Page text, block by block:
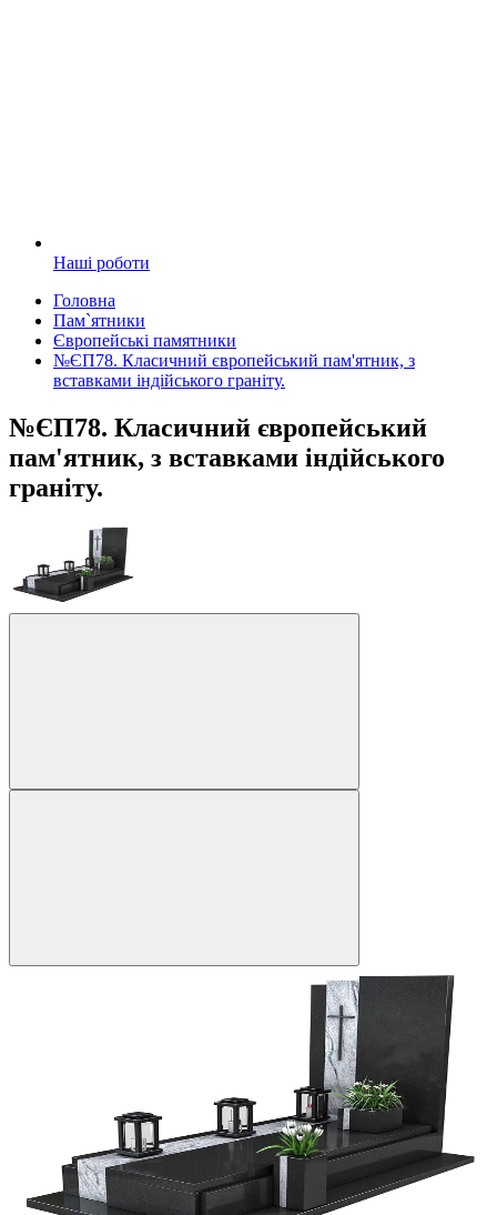
Наші роботи
Головна
Пам`ятники
Європейські памятники
№ЄП78. Класичний європейський пам'ятник, з
вставками індійського граніту.
№ЄП78. Класичний європейський
пам'ятник, з вставками індійського
граніту.